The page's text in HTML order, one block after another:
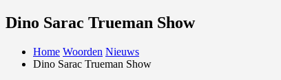
Dino Sarac Trueman Show
Home Woorden Nieuws
Dino Sarac Trueman Show